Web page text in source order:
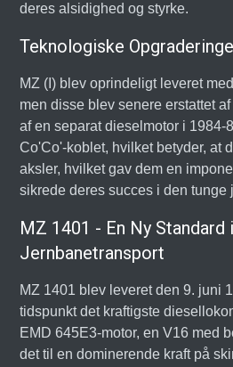
deres alsidighed og styrke.
Teknologiske
MZ (I) blev oprindeligt leveret
men disse blev senere erstattet
af en separat dieselmotor i 1984-
Co'Co'-koblet, hvilket betyder, at
aksler, hvilket gav dem en
sikrede deres succes i den tunge
MZ 1401 - En Ny Standard i
Jernbanetransport
MZ 1401 blev leveret den 9. juni
tidspunkt det kraftigste
EMD 645E3-motor, en V16 med
det til en dominerende kraft på